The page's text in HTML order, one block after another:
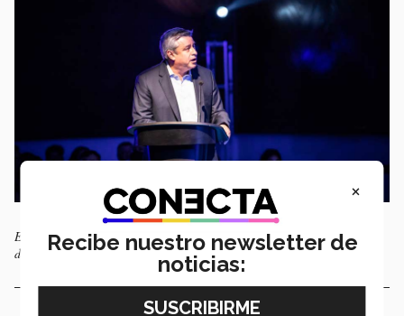
El empresario Leopoldo Cedillo fue el padrino de la novena generación
de Líderes del Mañana.
×
Recibe nuestro newsletter de
noticias: